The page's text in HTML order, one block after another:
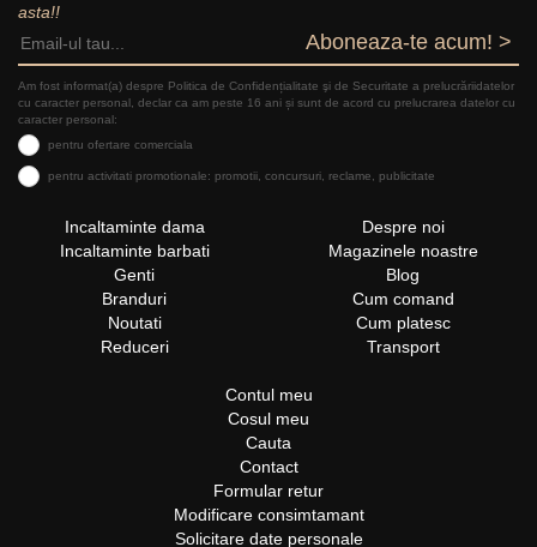
asta!!
Aboneaza-te acum! >
Am fost informat(a) despre Politica de Confidențialitate şi de Securitate a prelucrăriidatelor
cu caracter personal, declar ca am peste 16 ani și sunt de acord cu prelucrarea datelor cu
caracter personal:
pentru ofertare comerciala
pentru activitati promotionale: promotii, concursuri, reclame, publicitate
Incaltaminte dama
Incaltaminte barbati
Genti
Branduri
Noutati
Reduceri
Despre noi
Magazinele noastre
Blog
Cum comand
Cum platesc
Transport
Contul meu
Cosul meu
Cauta
Contact
Formular retur
Modificare consimtamant
Solicitare date personale